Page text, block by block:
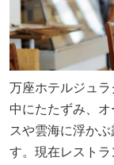
万座ホテルジュ
中にたたずみ、
スや雲海に浮か
す。現在レスト